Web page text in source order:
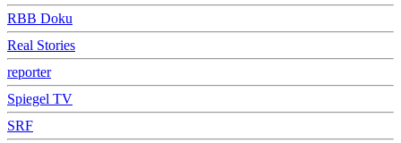
RBB Doku
Real Stories
reporter
Spiegel TV
SRF